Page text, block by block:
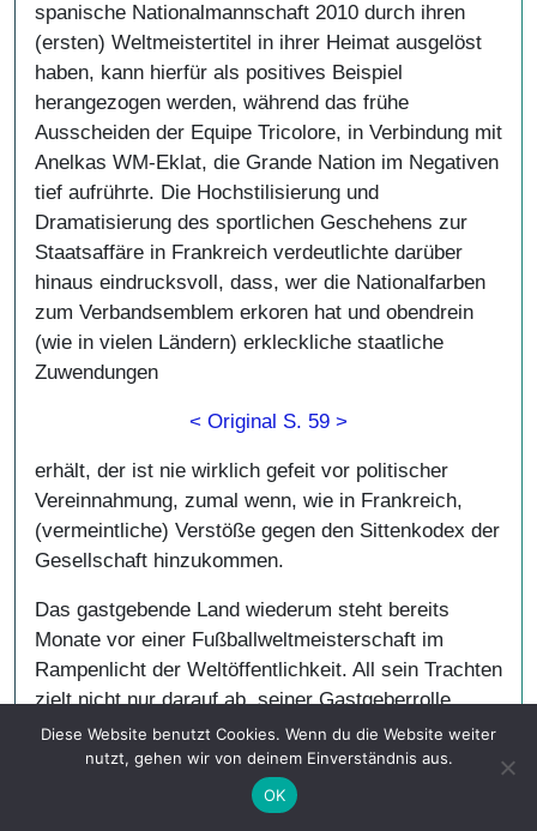
spanische Nationalmannschaft 2010 durch ihren
(ersten) Weltmeistertitel in ihrer Heimat ausgelöst
haben, kann hierfür als positives Beispiel
herangezogen werden, während das frühe
Ausscheiden der Equipe Tricolore, in Verbindung mit
Anelkas WM-Eklat, die Grande Nation im Negativen
tief aufrührte. Die Hochstilisierung und
Dramatisierung des sportlichen Geschehens zur
Staatsaffäre in Frankreich verdeutlichte darüber
hinaus eindrucksvoll, dass, wer die Nationalfarben
zum Verbandsemblem erkoren hat und obendrein
(wie in vielen Ländern) erkleckliche staatliche
Zuwendungen
< Original S. 59 >
erhält, der ist nie wirklich gefeit vor politischer
Vereinnahmung, zumal wenn, wie in Frankreich,
(vermeintliche) Verstöße gegen den Sittenkodex der
Gesellschaft hinzukommen.
Das gastgebende Land wiederum steht bereits
Monate vor einer Fußballweltmeisterschaft im
Rampenlicht der Weltöffentlichkeit. All sein Trachten
zielt nicht nur darauf ab, seiner Gastgeberrolle
gerecht zu werden, sondern umfassend auch über
Geschichte und Kultur des Landes zu informieren.
So wollte Deutschland bei der WM 2006 mit dem
Slogan „Die Welt zu Gast bei Freunden“ seine
Diese Website benutzt Cookies. Wenn du die Website weiter
nutzt, gehen wir von deinem Einverständnis aus.
OK